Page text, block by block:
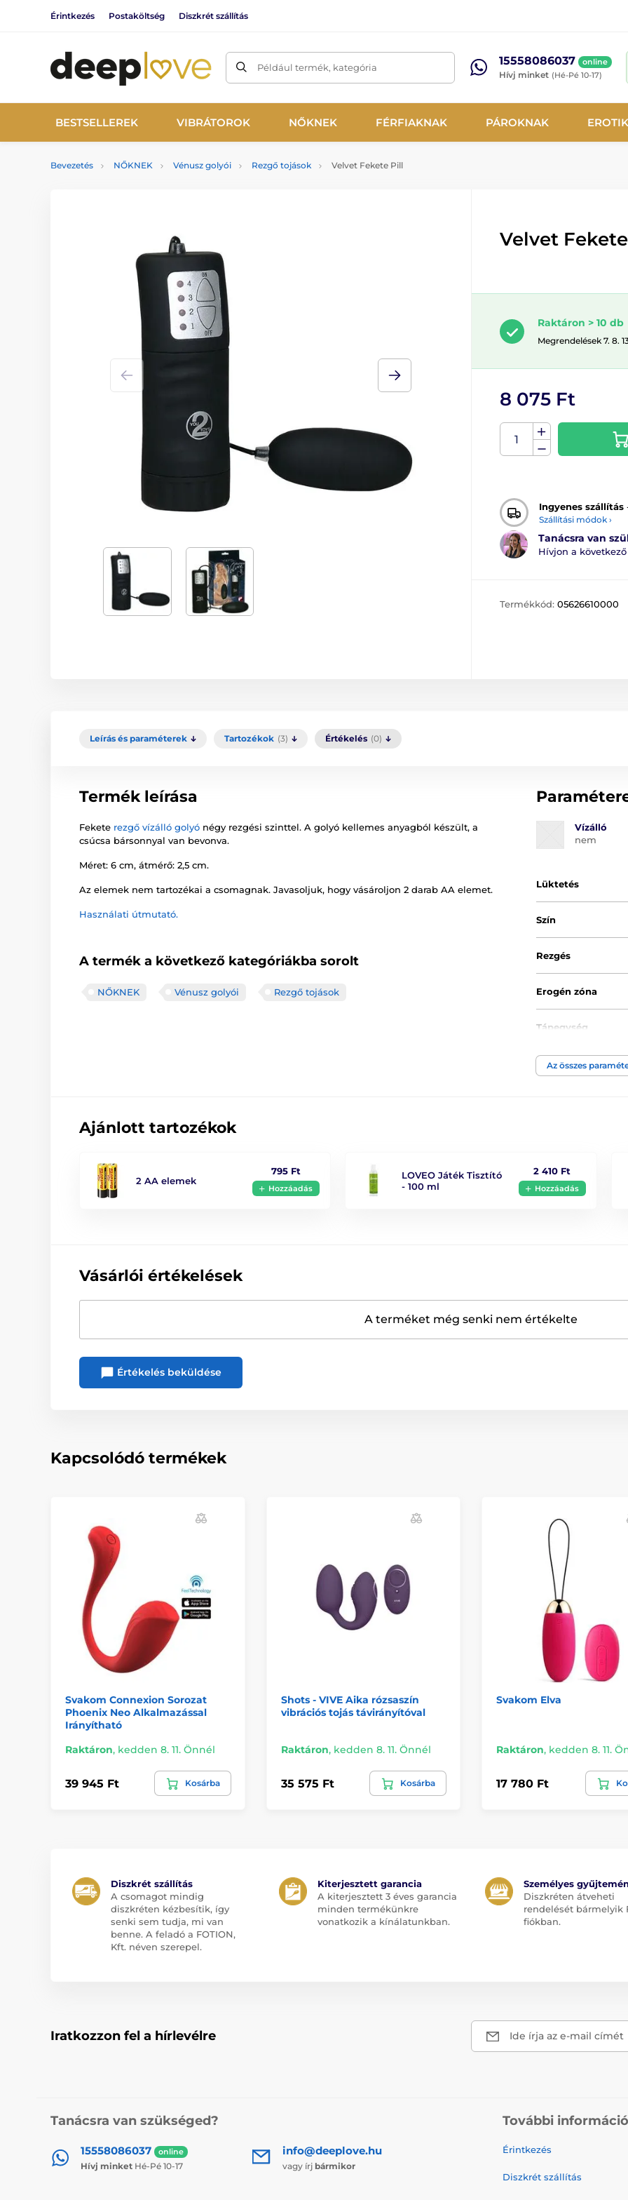
Érintkezés Postaköltség Diszkrét szállítás
Például termék, kategória 15558086037 online
Hívj minket (Hé-Pé 10-17)
BESTSELLEREK VIBRÁTOROK NŐKNEK FÉRFIAKNAK PÁROKNAK
Bevezetés NŐKNEK Vénusz golyói Rezgő tojások Velvet Fekete Pill
Velvet
Raktáron > 10 db
Megrendelések 7. 8.
8 075 Ft
Ingyenes szállítás
Szállítási módok ›
Tanácsra van
Hívjon a következő
Termékkód: 05626610000
Leírás és paraméterek Tartozékok (3) Értékelés (0)
Termék leírása
Fekete rezgő vízálló golyó négy rezgési szinttel. A golyó kellemes anyagból készült, a
csúcsa bársonnyal van bevonva.
Méret: 6 cm, átmérő: 2,5 cm.
Az elemek nem tartozékai a csomagnak. Javasoljuk, hogy vásároljon 2 darab AA elemet.
Használati útmutató.
A termék a következő kategóriákba sorolt
NŐKNEK Vénusz golyói Rezgő tojások
Vízálló
nem
Lüktetés
Szín
Rezgés
Erogén zóna
Tápegység
Anyagi
Átmérő
Az összes
Ajánlott tartozékok
2 AA elemek
795 Ft
Hozzáadás
LOVEO Játék Tisztító
- 100 ml
2 410 Ft
Hozzáadás
Vásárlói értékelések
A terméket még senki nem értékelte
Értékelés beküldése
Kapcsolódó termékek
Svakom Connexion Sorozat
Phoenix Neo Alkalmazással
Irányítható
Raktáron, kedden 8. 11. Önnél
39 945 Ft Kosárba
Shots - VIVE Aika rózsaszín
vibrációs tojás távirányítóval
Raktáron, kedden 8. 11. Önnél
35 575 Ft Kosárba
Svakom Elva
Raktáron, kedden 8. 11.
17 780 Ft
Diszkrét szállítás
A csomagot mindig
diszkréten kézbesítik, így
senki sem tudja, mi van
benne. A feladó a FOTION,
Kft. néven szerepel.
Kiterjesztett garancia
A kiterjesztett 3 éves garancia
minden termékünkre
vonatkozik a kínálatunkban.
Személyes
Diszkréten átveheti
rendelését bármelyik
fiókban.
Iratkozzon fel a hírlevélre Ide írja az e-mail címét
Tanácsra van szükséged?
15558086037 online
Hívj minket Hé-Pé 10-17
info@deeplove.hu
vagy írj bármikor
További
Érintkezés
Diszkrét szállítás